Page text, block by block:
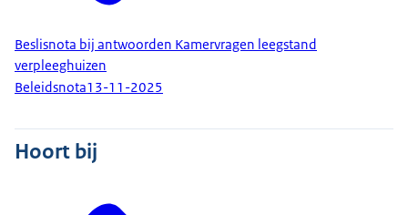
Beslisnota bij antwoorden Kamervragen leegstand
verpleeghuizen
Beleidsnota13-11-2025
Hoort bij